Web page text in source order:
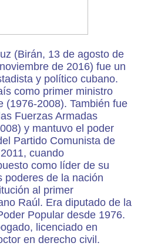
(Birán, 13 de agosto de
de 2016) fue un
y político cubano.
como primer ministro
(1976-2008). También fue
Fuerzas Armadas
y mantuvo el poder
Partido Comunista de
cuando
como líder de su
poderes de la nación
al primer
Raúl. Era diputado de la
Popular desde 1976.
licenciado en
en derecho civil.